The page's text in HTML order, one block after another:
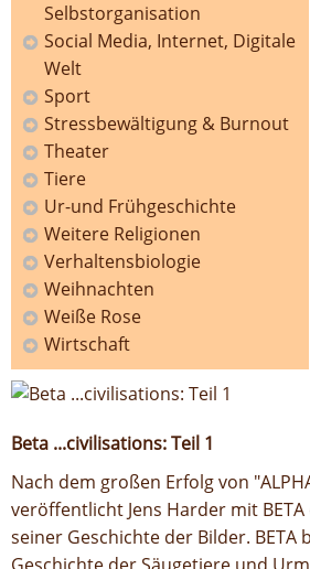
Selbstorganisation
Social Media, Internet, Digitale
Welt
Sport
Stressbewältigung & Burnout
Theater
Tiere
Ur-und Frühgeschichte
Weitere Religionen
Verhaltensbiologie
Weihnachten
Weiße Rose
Wirtschaft
Beta ...civilisations: Teil 1
Nach dem großen Erfolg von
veröffentlicht Jens Harder mit BETA
seiner Geschichte der Bilder. BETA